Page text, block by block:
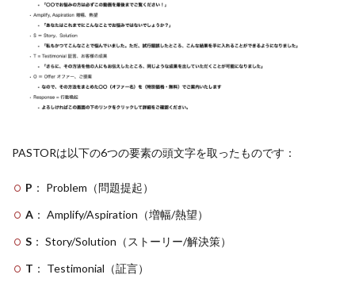
PASTORは以下の6つの要素の頭文字を取ったものです：
P ： Problem（問題提起）
A ： Amplify/Aspiration（増幅/熱望）
S ： Story/Solution（ストーリー/解決策）
T ： Testimonial（証言）